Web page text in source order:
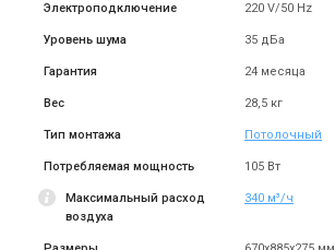
Электроподключение 220 V/50 Hz
Уровень шума 35 дБа
Гарантия 24 месяца
Вес 28,5 кг
Тип монтажа Потолочный
Потребляемая мощность 105 Вт
Максимальный расход
воздуха
340 м³/ч